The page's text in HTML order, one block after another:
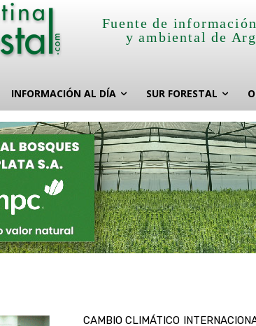
Fuente de
y ambiental de
INFORMACIÓN AL DÍA SUR FORESTAL
CAMBIO CLIMÁTICO